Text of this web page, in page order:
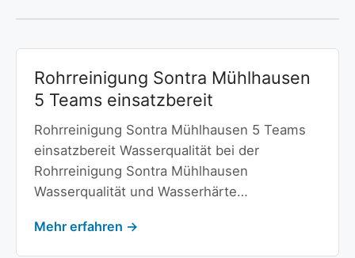
Rohrreinigung Sontra Mühlhausen
5 Teams einsatzbereit
Rohrreinigung Sontra Mühlhausen 5 Teams
einsatzbereit Wasserqualität bei der
Rohrreinigung Sontra Mühlhausen
Wasserqualität und Wasserhärte…
Mehr erfahren →